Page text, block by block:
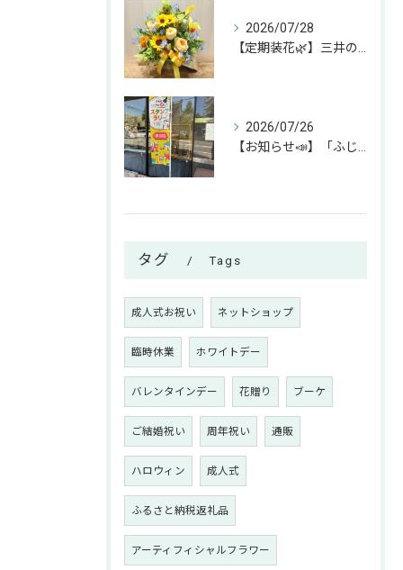
2026/07/28
2026/07/26
タグ Tags
成人式お祝い ネットショップ
臨時休業 ホワイトデー
バレンタインデー 花贈り ブーケ
ご結婚祝い 周年祝い 通販
ハロウィン 成人式
ふるさと納税返礼品
アーティフィシャルフラワー